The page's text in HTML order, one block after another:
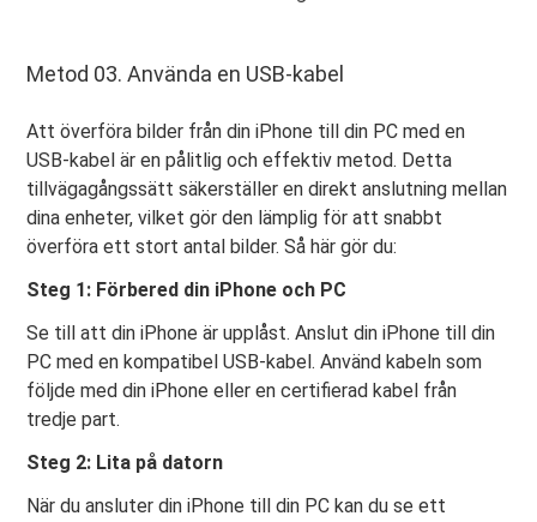
Metod 03. Använda en USB-kabel
Att överföra bilder från din iPhone till din PC med en
USB-kabel är en pålitlig och effektiv metod. Detta
tillvägagångssätt säkerställer en direkt anslutning mellan
dina enheter, vilket gör den lämplig för att snabbt
överföra ett stort antal bilder. Så här gör du:
Steg 1: Förbered din iPhone och PC
Se till att din iPhone är upplåst. Anslut din iPhone till din
PC med en kompatibel USB-kabel. Använd kabeln som
följde med din iPhone eller en certifierad kabel från
tredje part.
Steg 2: Lita på datorn
När du ansluter din iPhone till din PC kan du se ett